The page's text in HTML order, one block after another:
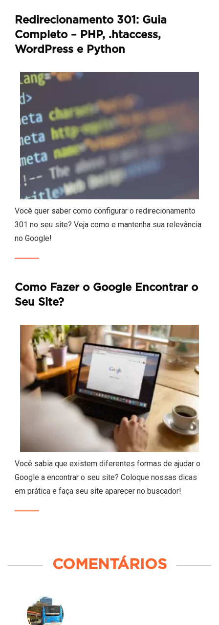
Redirecionamento 301: Guia
Completo – PHP, .htaccess,
WordPress e Python
Você quer saber como configurar o redirecionamento
301 no seu site? Veja como e mantenha sua relevância
no Google!
Como Fazer o Google Encontrar o
Seu Site?
Você sabia que existem diferentes formas de ajudar o
Google a encontrar o seu site? Coloque nossas dicas
em prática e faça seu site aparecer no buscador!
COMENTÁRIOS